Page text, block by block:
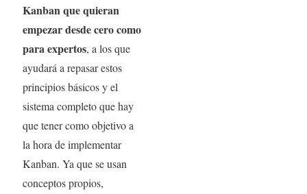
Kanban que quieran
empezar desde cero como
para expertos, a los que
ayudará a repasar estos
principios básicos y el
sistema completo que hay
que tener como objetivo a
la hora de implementar
Kanban. Ya que se usan
conceptos propios,